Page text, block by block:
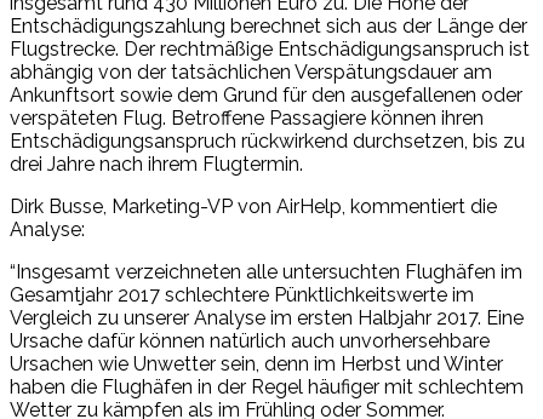
Entschädigungszahlung berechnet sich aus der Länge der
Flugstrecke. Der rechtmäßige Entschädigungsanspruch ist
abhängig von der tatsächlichen Verspätungsdauer am
Ankunftsort sowie dem Grund für den ausgefallenen oder
verspäteten Flug. Betroffene Passagiere können ihren
Entschädigungsanspruch rückwirkend durchsetzen, bis zu
drei Jahre nach ihrem Flugtermin.
Dirk Busse, Marketing-VP von AirHelp, kommentiert die
Analyse:
“Insgesamt verzeichneten alle untersuchten Flughäfen im
Gesamtjahr 2017 schlechtere Pünktlichkeitswerte im
Vergleich zu unserer Analyse im ersten Halbjahr 2017. Eine
Ursache dafür können natürlich auch unvorhersehbare
Ursachen wie Unwetter sein, denn im Herbst und Winter
haben die Flughäfen in der Regel häufiger mit schlechtem
Wetter zu kämpfen als im Frühling oder Sommer.